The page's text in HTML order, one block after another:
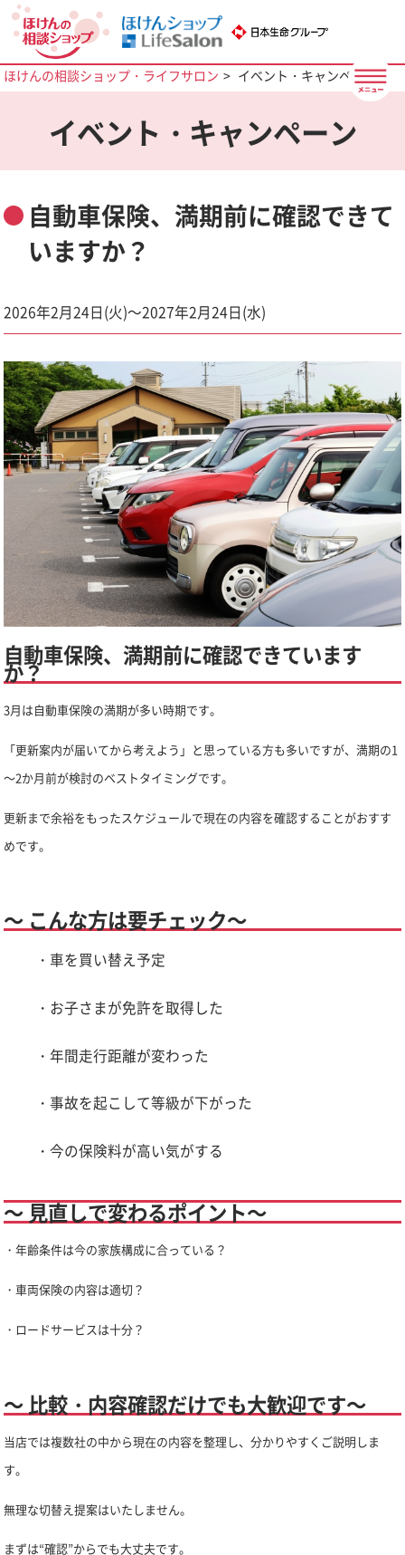
ほけんの相談ショップ・ライフサロン イベント・キャンペーン
イベント・キャンペーン
自動車保険、満期前に確認できて
いますか？
2026年2月24日(火)～2027年2月24日(水)
自動車保険、満期前に確認できています
か？
3月は自動車保険の満期が多い時期です。
「更新案内が届いてから考えよう」と思っている方も多いですが、満期の1
～2か月前が検討のベストタイミングです。
更新まで余裕をもったスケジュールで現在の内容を確認することがおすす
めです。
～ こんな方は要チェック～
・車を買い替え予定
・お子さまが免許を取得した
・年間走行距離が変わった
・事故を起こして等級が下がった
・今の保険料が高い気がする
～ 見直しで変わるポイント～
・年齢条件は今の家族構成に合っている？
・車両保険の内容は適切？
・ロードサービスは十分？
～ 比較・内容確認だけでも大歓迎です～
当店では複数社の中から現在の内容を整理し、分かりやすくご説明しま
す。
無理な切替え提案はいたしません。
まずは“確認”からでも大丈夫です。